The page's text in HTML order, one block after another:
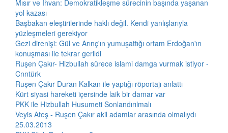
Mısır ve İhvan: Demokratikleşme sürecinin başında yaşanan
yol kazası
Başbakan eleştirilerinde haklı değil. Kendi yanlışlarıyla
yüzleşmeleri gerekiyor
Gezi direnişi: Gül ve Arınç'ın yumuşattığı ortam Erdoğan'ın
konuşması ile tekrar gerildi
Ruşen Çakır- Hizbullah sürece islami damga vurmak istiyor -
Cnntürk
Ruşen Çakır Duran Kalkan ile yaptığı röportajı anlattı
Kürt siyasi hareketi içersinde laik bir damar var
PKK ile Hizbullah Husumeti Sonlandırılmalı
Veyis Ateş - Ruşen Çakır akil adamlar arasında olmalıydı
25.03.2013